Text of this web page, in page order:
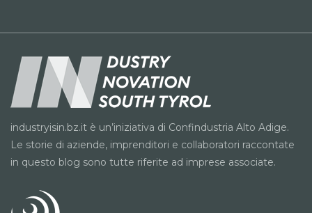
industryisin.bz.it è un’iniziativa di Confindustria Alto Adige.
Le storie di aziende, imprenditori e collaboratori raccontate
in questo blog sono tutte riferite ad imprese associate.